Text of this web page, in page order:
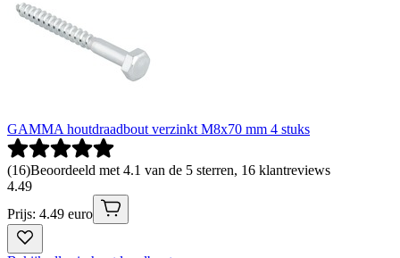
GAMMA houtdraadbout verzinkt M8x70 mm 4 stuks
(16)Beoordeeld met 4.1 van de 5 sterren, 16 klantreviews
4.49
Prijs: 4.49 euro